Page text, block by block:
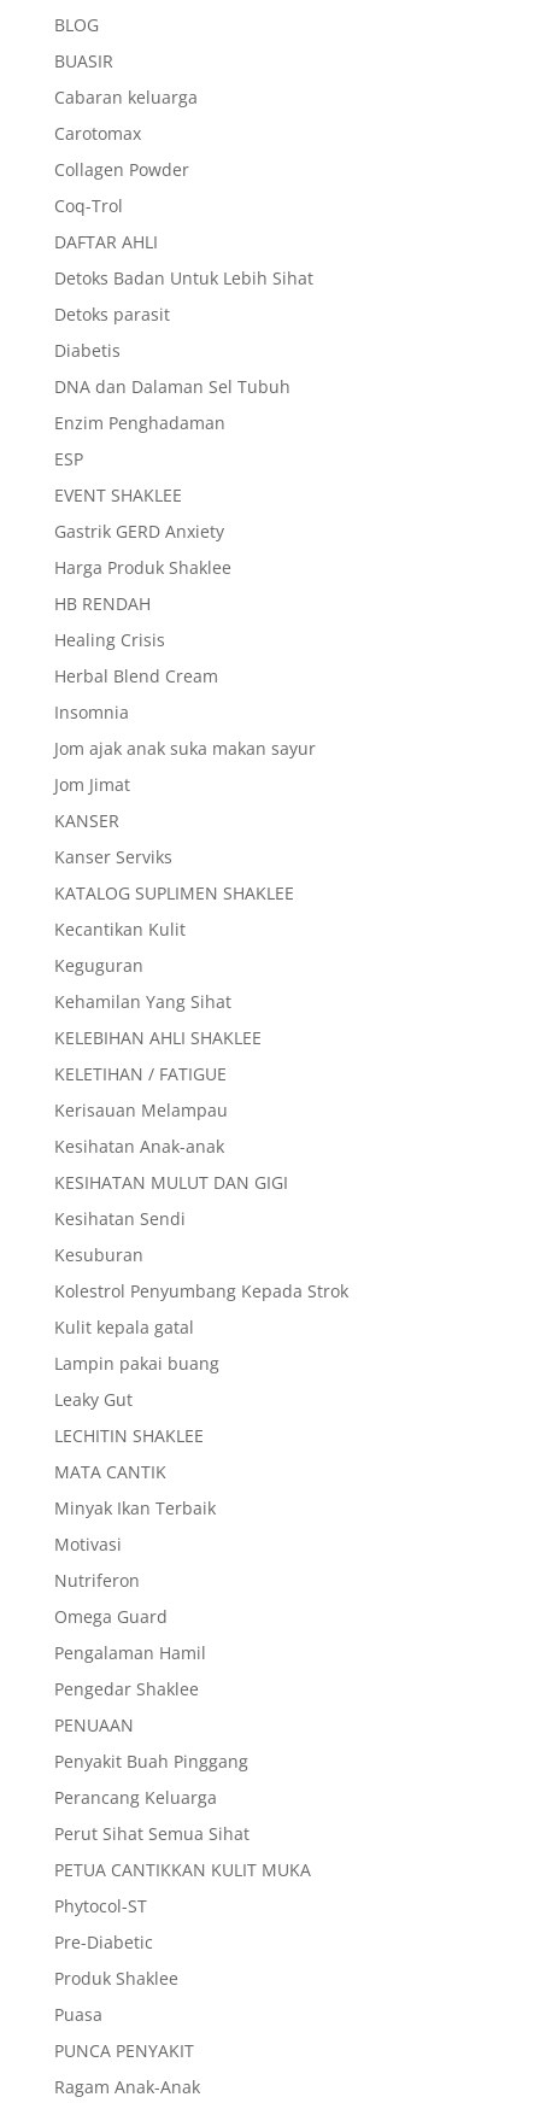
BLOG
BUASIR
Cabaran keluarga
Carotomax
Collagen Powder
Coq-Trol
DAFTAR AHLI
Detoks Badan Untuk Lebih Sihat
Detoks parasit
Diabetis
DNA dan Dalaman Sel Tubuh
Enzim Penghadaman
ESP
EVENT SHAKLEE
Gastrik GERD Anxiety
Harga Produk Shaklee
HB RENDAH
Healing Crisis
Herbal Blend Cream
Insomnia
Jom ajak anak suka makan sayur
Jom Jimat
KANSER
Kanser Serviks
KATALOG SUPLIMEN SHAKLEE
Kecantikan Kulit
Keguguran
Kehamilan Yang Sihat
KELEBIHAN AHLI SHAKLEE
KELETIHAN / FATIGUE
Kerisauan Melampau
Kesihatan Anak-anak
KESIHATAN MULUT DAN GIGI
Kesihatan Sendi
Kesuburan
Kolestrol Penyumbang Kepada Strok
Kulit kepala gatal
Lampin pakai buang
Leaky Gut
LECHITIN SHAKLEE
MATA CANTIK
Minyak Ikan Terbaik
Motivasi
Nutriferon
Omega Guard
Pengalaman Hamil
Pengedar Shaklee
PENUAAN
Penyakit Buah Pinggang
Perancang Keluarga
Perut Sihat Semua Sihat
PETUA CANTIKKAN KULIT MUKA
Phytocol-ST
Pre-Diabetic
Produk Shaklee
Puasa
PUNCA PENYAKIT
Ragam Anak-Anak